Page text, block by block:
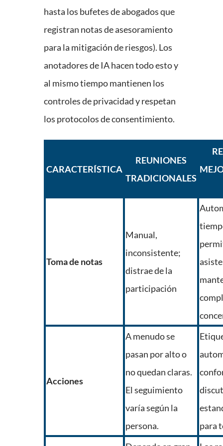
hasta los bufetes de abogados que
registran notas de asesoramiento
para la mitigación de riesgos). Los
anotadores de IA hacen todo esto y
al mismo tiempo mantienen los
controles de privacidad y respetan
los protocolos de consentimiento.
CARACTERÍSTICA
REUNIONES
TRADICIONALES
Toma de notas
Manual,
inconsistente;
distrae de la
participación
Acciones
A menudo se
pasan por alto o
no quedan claras.
El seguimiento
varía según la
persona.
para